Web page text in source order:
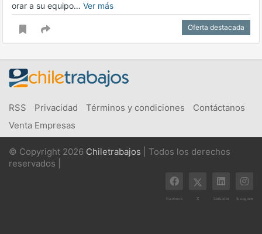
orar a su equipo… Ver más
Oferta destacada
RSS Privacidad Términos y condiciones
Contáctanos
Venta Empresas
© Copyright 2026 Chiletrabajos | Todos los derechos
reservados |
Facebook X Linkedin Instagram